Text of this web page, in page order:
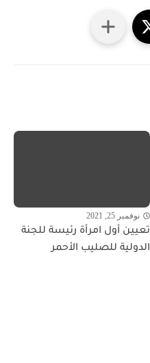
نوفمبر 25, 2021
تعيين أول امرأة رئيسة للجنة
الدولية للصليب الأحمر